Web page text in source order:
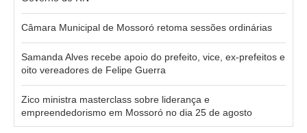
Câmara Municipal de Mossoró retoma sessões ordinárias
Samanda Alves recebe apoio do prefeito, vice, ex-prefeitos e
oito vereadores de Felipe Guerra
Zico ministra masterclass sobre liderança e
empreendedorismo em Mossoró no dia 25 de agosto